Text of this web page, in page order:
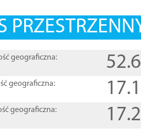
geograficzna:
geograficzna:
geograficzna: